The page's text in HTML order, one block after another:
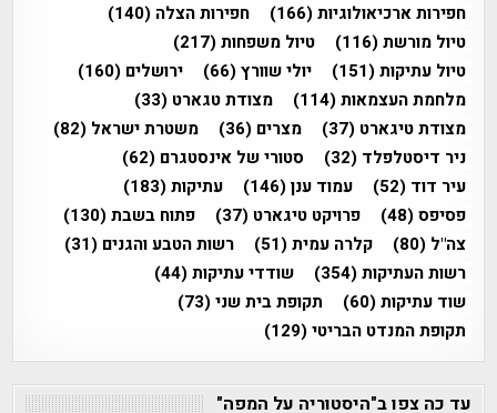
חפירות ארכיאולוגיות(166) חפירות הצלה (140)
טיול מורשת(116) טיול משפחות(217)
טיול עתיקות(151) יולי שוורץ(66) ירושלים (160)
מלחמת העצמאות(114) מצודת טגארט (33)
מצודת טיגארט (37) מצרים (36) משטרת ישראל (82)
ניר דיסטלפלד (32) סטורי של אינסטגרם (62)
עיר דוד (52) עמוד ענן(146) עתיקות(183)
פסיפס(48) פרויקט טיגארט (37) פתוח בשבת(130)
צה"ל (80) קלרה עמית(51) רשות הטבע והגנים (31)
רשות העתיקות(354) שודדי עתיקות(44)
שוד עתיקות(60) תקופת בית שני(73)
תקופת המנדט הבריטי(129)
עד כה צפו ב"היסטוריה על המפה"